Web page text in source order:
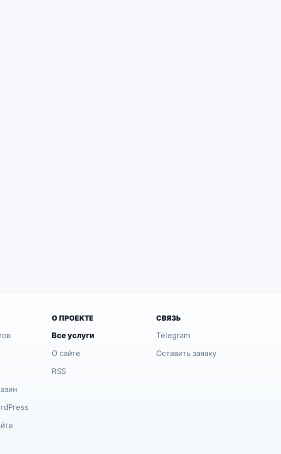
О ПРОЕКТЕ
Все услуги
О сайте
RSS
СВЯЗЬ
Telegram
Оставить заявку